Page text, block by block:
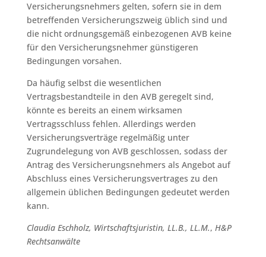
Versicherungsnehmers gelten, sofern sie in dem
betreffenden Versicherungszweig üblich sind und
die nicht ordnungsgemäß einbezogenen AVB keine
für den Versicherungsnehmer günstigeren
Bedingungen vorsahen.
Da häufig selbst die wesentlichen
Vertragsbestandteile in den AVB geregelt sind,
könnte es bereits an einem wirksamen
Vertragsschluss fehlen. Allerdings werden
Versicherungsverträge regelmäßig unter
Zugrundelegung von AVB geschlossen, sodass der
Antrag des Versicherungsnehmers als Angebot auf
Abschluss eines Versicherungsvertrages zu den
allgemein üblichen Bedingungen gedeutet werden
kann.
Claudia Eschholz, Wirtschaftsjuristin, LL.B., LL.M., H&P
Rechtsanwälte